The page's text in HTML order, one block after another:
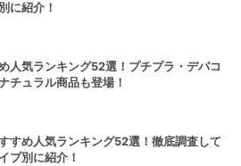
に紹介！
人気ランキング52選！プチプラ・デパコ
チュラル商品も登場！
すめ人気ランキング52選！徹底調査して
プ別に紹介！